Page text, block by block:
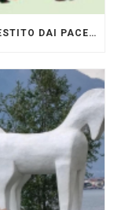
L’ADIGE RUN – EVENTO A TRENTO GESTITO DAI PACERS GLI ORIGINALI